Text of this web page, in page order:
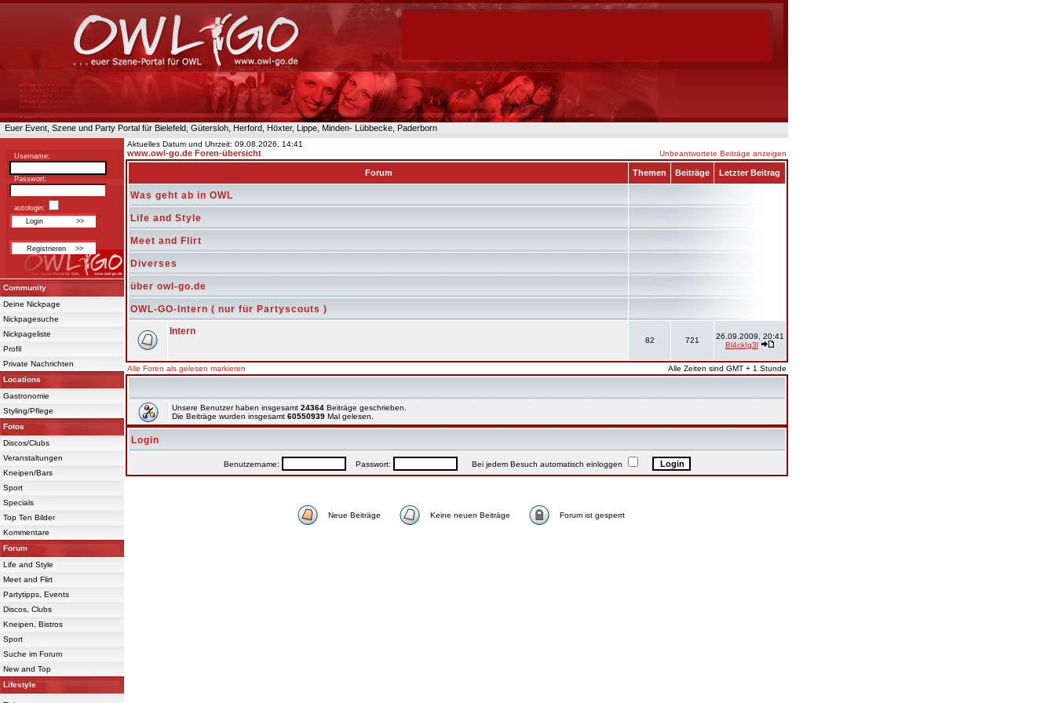
Euer Event, Szene und Party Portal für Bielefeld, Gütersloh, Herford, Höxter, Lippe, Minden- Lübbecke, Paderborn
Username:
Passwort:
autologin:
Community
Deine Nickpage
Nickpagesuche
Nickpageliste
Profil
Private Nachrichten
Locations
Gastronomie
Styling/Pflege
Fotos
Discos/Clubs
Veranstaltungen
Kneipen/Bars
Sport
Specials
Top Ten Bilder
Kommentare
Forum
Life and Style
Meet and Flirt
Partytipps, Events
Discos, Clubs
Kneipen, Bistros
Sport
Suche im Forum
New and Top
Lifestyle
Aktuelles Datum und Uhrzeit: 09.08.2026, 14:41
www.owl-go.de Foren-übersicht Unbeantwortete Beiträge anzeigen
Forum Themen Beiträge Letzter Beitrag
Was geht ab in OWL
Life and Style
Meet and Flirt
Diverses
über owl-go.de
OWL-GO-Intern ( nur für Partyscouts )
Intern
82 721
26.09.2009, 20:41
Bl4ck!g3l
Alle Foren als gelesen markieren Alle Zeiten sind GMT + 1 Stunde
Unsere Benutzer haben insgesamt 24364 Beiträge geschrieben.
Die Beiträge wurden insgesamt 60550939 Mal gelesen.
Login
Benutzername: Passwort: Bei jedem Besuch automatisch einloggen
Neue Beiträge Keine neuen Beiträge Forum ist gesperrt